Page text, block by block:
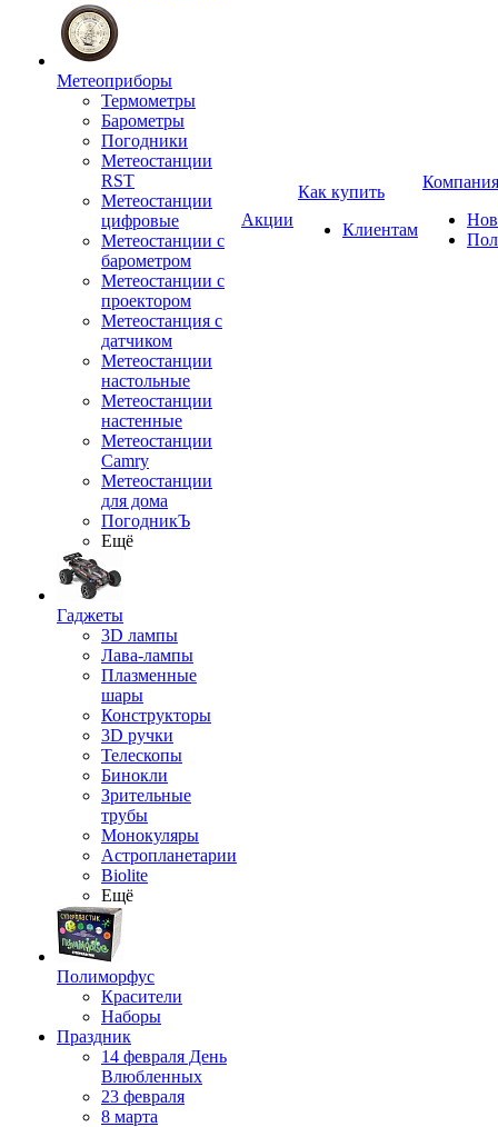
Метеоприборы
Термометры
Барометры
Погодники
Метеостанции
RST
Метеостанции
цифровые
Метеостанции с
барометром
Метеостанции с
проектором
Метеостанция с
датчиком
Метеостанции
настольные
Метеостанции
настенные
Метеостанции
Camry
Метеостанции
для дома
ПогодникЪ
Ещё
Гаджеты
3D лампы
Лава-лампы
Плазменные
шары
Конструкторы
3D ручки
Телескопы
Бинокли
Зрительные
трубы
Монокуляры
Астропланетарии
Biolite
Ещё
Полиморфус
Красители
Наборы
Праздник
14 февраля День
Влюбленных
23 февраля
8 марта
Акции
Как купить
Клиентам
Компания